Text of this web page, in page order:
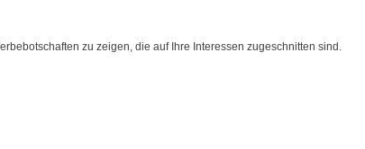
zu zeigen, die auf Ihre Interessen zugeschnitten sind.